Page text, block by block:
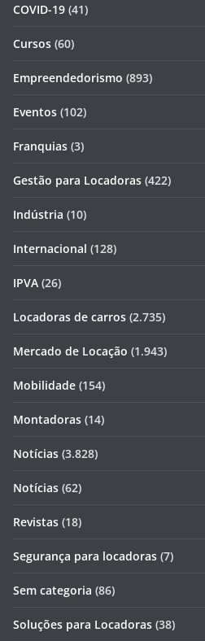
COVID-19 (41)
Cursos (60)
Empreendedorismo (893)
Eventos (102)
Franquias (3)
Gestão para Locadoras (422)
Indústria (10)
Internacional (128)
IPVA (26)
Locadoras de carros (2.735)
Mercado de Locação (1.943)
Mobilidade (154)
Montadoras (14)
Notícias (3.828)
Notícias (62)
Revistas (18)
Segurança para locadoras (7)
Sem categoria (86)
Soluções para Locadoras (38)